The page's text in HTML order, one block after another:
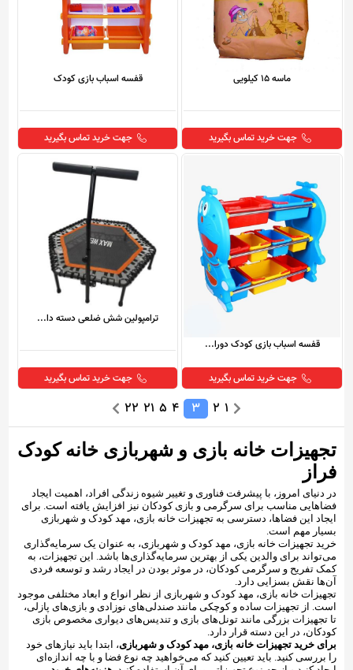
ماسه 15 کیلویی
جهت خرید تماس بگیرید
قفسه اسباب بازی کودک
جهت خرید تماس بگیرید
قفسه اسباب بازی کودک دورا...
جهت خرید تماس بگیرید
ترامپولین شش ضلعی دسته دا...
جهت خرید تماس بگیرید
1
2
3
4
5
21
22
تجهیزات خانه بازی و شهربازی خانه کودک
فراز
در دنیای امروز، با پیشرفت فناوری و تغییر شیوه زندگی افراد، اهمیت ایجاد
فضاهایی مناسب برای سرگرمی و بازی کودکان نیز افزایش یافته است. برای
ایجاد این فضاها، دسترسی به تجهیزات خانه بازی، مهد کودک و شهربازی
بسیار مهم است.
خرید تجهیزات خانه بازی، مهد کودک و شهربازی، به عنوان یک سرمایه‌گذاری
می‌تواند برای والدین یکی از بهترین سرمایه‌گذاری‌ها باشد. این تجهیزات، به
کمک تفریح و سرگرمی کودکان، در موثر بودن در ایجاد رشد و توسعه فردی
آن‌ها نقش بسزایی دارد.
تجهیزات خانه بازی، مهد کودک و شهربازی از نظر انواع و ابعاد مختلفی موجود
است. از تجهیزات ساده و کوچکی مانند صندلی‌های نوزادی و بازی‌های پازلی،
تا تجهیزات بزرگی مانند تونل‌های بازی و تندیس‌های دیواری مخصوص بازی
کودکان، در این دسته قرار دارد.
برای خرید تجهیزات خانه بازی، مهد کودک و شهربازی، ابتدا باید نیازهای خود
را بررسی کنید. باید تعیین کنید که می‌خواهید چه نوع فضا و با چه اندازه‌ای